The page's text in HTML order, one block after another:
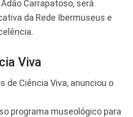
Carrapatoso, será
da Rede Ibermuseus e
Viva
de Ciência Viva, anunciou o
programa museológico para